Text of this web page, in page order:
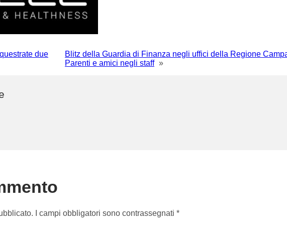
due
Blitz della Guardia di Finanza negli uffici della Regione
Parenti e amici negli staff »
I campi obbligatori sono contrassegnati *